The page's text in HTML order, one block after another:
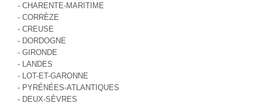
- CHARENTE-MARITIME
- CORRÈZE
- CREUSE
- DORDOGNE
- GIRONDE
- LANDES
- LOT-ET-GARONNE
- PYRÉNÉES-ATLANTIQUES
- DEUX-SÈVRES